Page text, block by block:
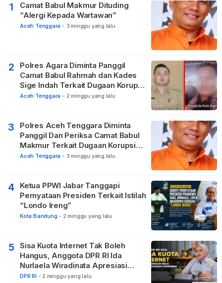
1
Camat Babul Makmur Dituding
“Alergi Kepada Wartawan”
Aceh Tenggara - 3 minggu yang lalu
2
Polres Agara Diminta Panggil
Camat Babul Rahmah dan Kades
Sige Indah Terkait Dugaan Korupsi
Dana Desa
Aceh Tenggara - 2 minggu yang lalu
3
Polres Aceh Tenggara Diminta
Panggil Dan Periksa Camat Babul
Makmur Terkait Dugaan Korupsi
DD di 20 Desa
Aceh Tenggara - 3 minggu yang lalu
4
Ketua PPWI Jabar Tanggapi
Pernyataan Presiden Terkait Istilah
“Londo Ireng”
Kota Bandung - 2 minggu yang lalu
5
Sisa Kuota Internet Tak Boleh
Hangus, Anggota DPR RI Ida
Nurlaela Wiradinata Apresiasi
Putusan MK
DPR RI - 2 minggu yang lalu